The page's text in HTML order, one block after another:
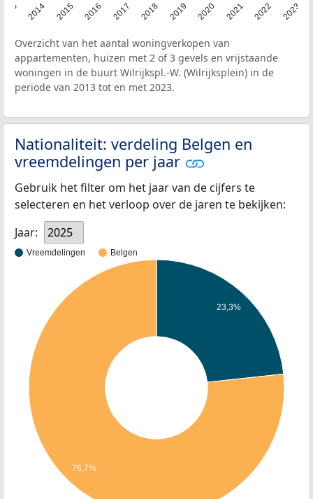
2014 2015 2016 2017 2018 2019 2020 2021 2022 2023
Overzicht van het aantal woningverkopen van
appartementen, huizen met 2 of 3 gevels en vrijstaande
woningen in de buurt Wilrijkspl.-W. (Wilrijksplein) in de
periode van 2013 tot en met 2023.
Nationaliteit: verdeling Belgen en
vreemdelingen per jaar
Gebruik het filter om het jaar van de cijfers te
selecteren en het verloop over de jaren te bekijken:
Jaar:
2025
Vreemdelingen Belgen
23,3%
76,7%